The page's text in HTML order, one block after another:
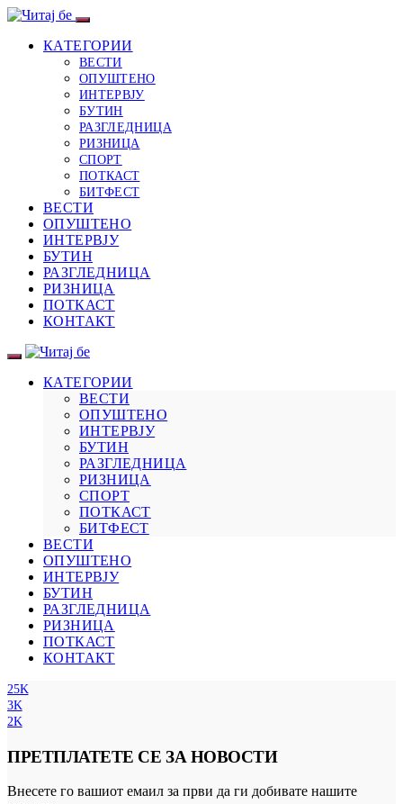
КАТЕГОРИИ
ВЕСТИ
ОПУШТЕНО
ИНТЕРВЈУ
БУТИН
РАЗГЛЕДНИЦА
РИЗНИЦА
СПОРТ
ПОТКАСТ
БИТФЕСТ
ВЕСТИ
ОПУШТЕНО
ИНТЕРВЈУ
БУТИН
РАЗГЛЕДНИЦА
РИЗНИЦА
ПОТКАСТ
КОНТАКТ
КАТЕГОРИИ
ВЕСТИ
ОПУШТЕНО
ИНТЕРВЈУ
БУТИН
РАЗГЛЕДНИЦА
РИЗНИЦА
СПОРТ
ПОТКАСТ
БИТФЕСТ
ВЕСТИ
ОПУШТЕНО
ИНТЕРВЈУ
БУТИН
РАЗГЛЕДНИЦА
РИЗНИЦА
ПОТКАСТ
КОНТАКТ
25K
3K
2K
ПРЕТПЛАТЕТЕ СЕ ЗА НОВОСТИ
Внесете го вашиот емаил за први да ги добивате нашите